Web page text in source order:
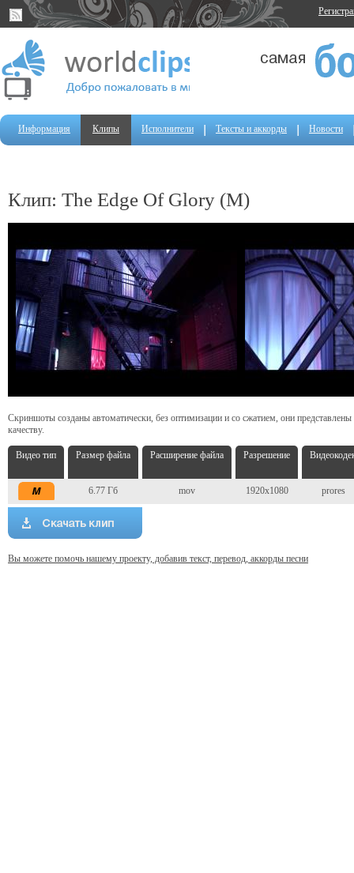
Информация Клипы Исполнители Тексты и аккорды Новости
Клип: The Edge Of Glory (M)
Скриншоты созданы автоматически, без оптимизации и со сжатием, они
качеству.
Видео тип Размер файла Расширение файла Разрешение
6.77 Гб mov 1920x1080 prores
Вы можете помочь нашему проекту, добавив текст, перевод, аккорды песни